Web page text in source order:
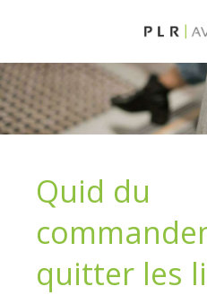
Quid du
quitter les